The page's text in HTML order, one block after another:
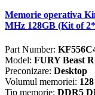
Memorie operativa
MHz 128GB (Kit of
Part Number:
Model: FURY Beast
Preconizare: Desktop
Volumul memoriei:
Tip memorie: DDR5